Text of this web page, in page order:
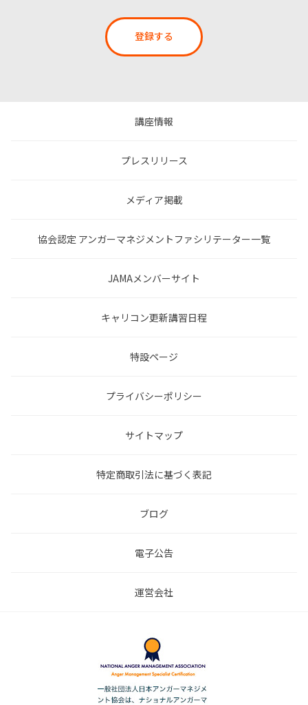
登録する
講座情報
プレスリリース
メディア掲載
協会認定 アンガーマネジメントファシリテーター一覧
JAMAメンバーサイト
キャリコン更新講習日程
特設ページ
プライバシーポリシー
サイトマップ
特定商取引法に基づく表記
ブログ
電子公告
運営会社